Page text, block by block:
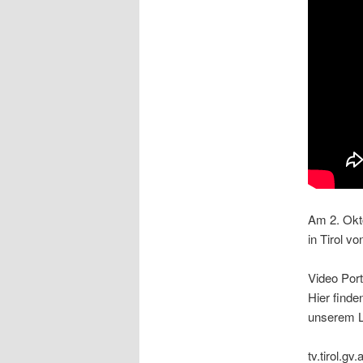
Am 2.
in Tirol
Video
Hier
unserem